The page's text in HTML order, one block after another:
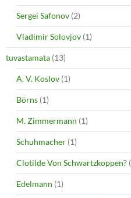
Sergei Safonov (2)
Vladimir Solovjov (1)
tuvastamata (13)
A. V. Koslov (1)
Börns (1)
M. Zimmermann (1)
Schuhmacher (1)
Clotilde Von Schwartzkoppen?
Edelmann (1)